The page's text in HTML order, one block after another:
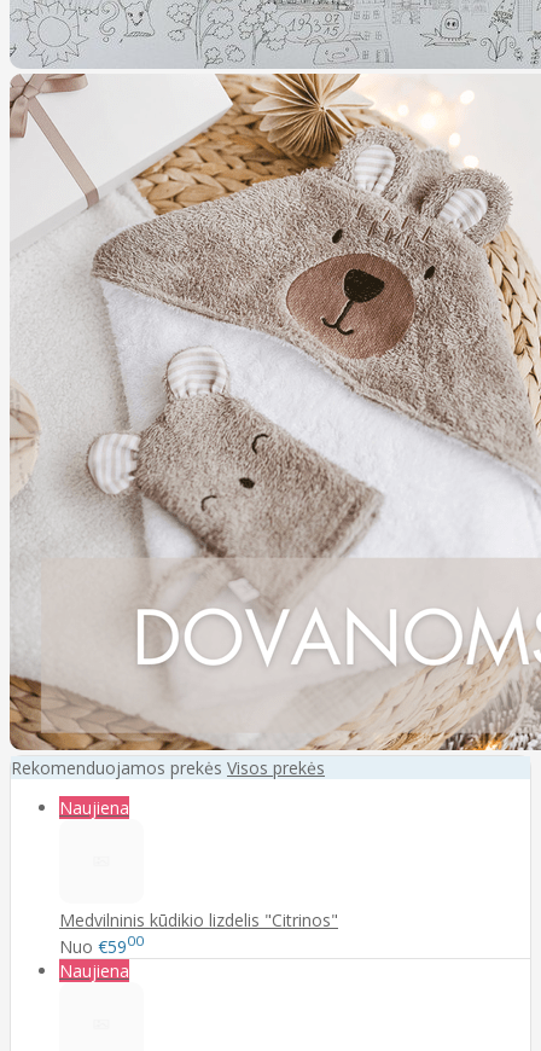
Rekomenduojamos prekės Visos prekės
Naujiena
Medvilninis kūdikio lizdelis "Citrinos"
Nuo €5900
Naujiena